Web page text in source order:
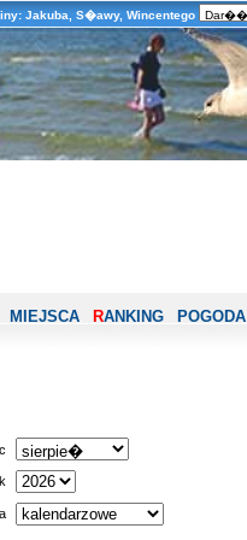
Jakuba, S�awy, Wincentego
MIEJSCA RANKING POGODA